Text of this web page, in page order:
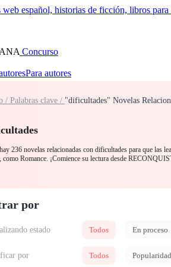
Concurso
Para autores
lobo
/ Palabras clave / "dificultades" Novelas
236 novelas relacionadas con dificultades para que las
como Romance. ¡Comience su lectura desde
por
estado Todos En proceso
por Todos Popularidad